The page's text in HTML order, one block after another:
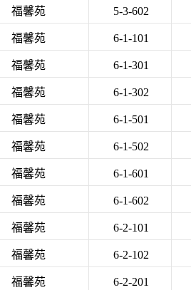
福馨苑 5-3-602
福馨苑 6-1-101
福馨苑 6-1-301
福馨苑 6-1-302
福馨苑 6-1-501
福馨苑 6-1-502
福馨苑 6-1-601
福馨苑 6-1-602
福馨苑 6-2-101
福馨苑 6-2-102
福馨苑 6-2-201